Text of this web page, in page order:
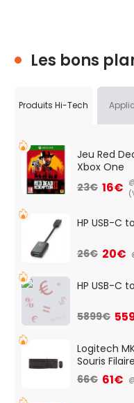
Les bons
Produits Hi-Tech
Jeu Red
Xbox One
23€ 16€
HP USB-C
26€ 20€
HP USB-C
5899€
Logitech
Souris
Optique
And Play,
66€ 61€